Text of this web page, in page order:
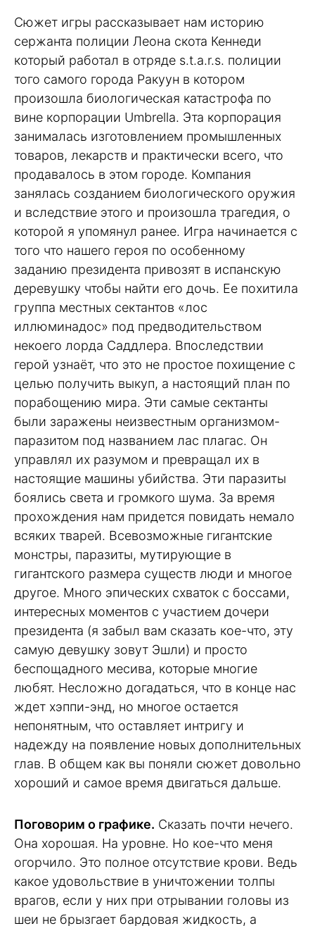
Сюжет игры рассказывает нам историю
сержанта полиции Леона скота Кеннеди
который работал в отряде s.t.a.r.s. полиции
того самого города Ракуун в котором
произошла биологическая катастрофа по
вине корпорации Umbrella. Эта корпорация
занималась изготовлением промышленных
товаров, лекарств и практически всего, что
продавалось в этом городе. Компания
занялась созданием биологического оружия
и вследствие этого и произошла трагедия, о
которой я упомянул ранее. Игра начинается с
того что нашего героя по особенному
заданию президента привозят в испанскую
деревушку чтобы найти его дочь. Ее похитила
группа местных сектантов «лос
иллюминадос» под предводительством
некоего лорда Саддлера. Впоследствии
герой узнаёт, что это не простое похищение с
целью получить выкуп, а настоящий план по
порабощению мира. Эти самые сектанты
были заражены неизвестным организмом-
паразитом под названием лас плагас. Он
управлял их разумом и превращал их в
настоящие машины убийства. Эти паразиты
боялись света и громкого шума. За время
прохождения нам придется повидать немало
всяких тварей. Всевозможные гигантские
монстры, паразиты, мутирующие в
гигантского размера существ люди и многое
другое. Много эпических схваток с боссами,
интересных моментов с участием дочери
президента (я забыл вам сказать кое-что, эту
самую девушку зовут Эшли) и просто
беспощадного месива, которые многие
любят. Несложно догадаться, что в конце нас
ждет хэппи-энд, но многое остается
непонятным, что оставляет интригу и
надежду на появление новых дополнительных
глав. В общем как вы поняли сюжет довольно
хороший и самое время двигаться дальше.
Поговорим о графике. Сказать почти нечего.
Она хорошая. На уровне. Но кое-что меня
огорчило. Это полное отсутствие крови. Ведь
какое удовольствие в уничтожении толпы
врагов, если у них при отрывании головы из
шеи не брызгает бардовая жидкость, а